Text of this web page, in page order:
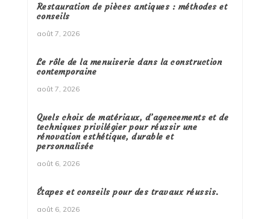
Restauration de pièces antiques : méthodes et
conseils
août 7, 2026
Le rôle de la menuiserie dans la construction
contemporaine
août 7, 2026
Quels choix de matériaux, d’agencements et de
techniques privilégier pour réussir une
rénovation esthétique, durable et
personnalisée
août 6, 2026
Étapes et conseils pour des travaux réussis.
août 6, 2026